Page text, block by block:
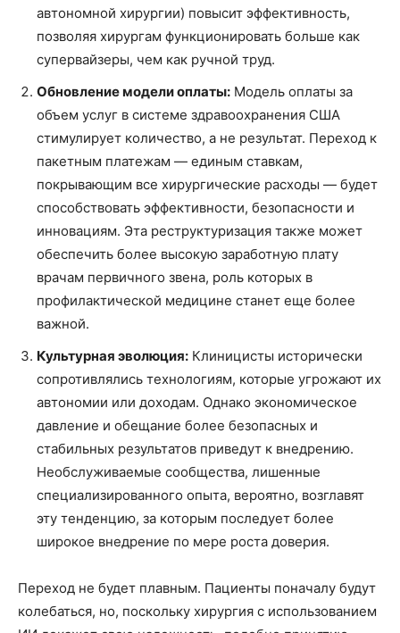
автономной хирургии) повысит эффективность,
позволяя хирургам функционировать больше как
супервайзеры, чем как ручной труд.
Обновление модели оплаты: Модель оплаты за
объем услуг в системе здравоохранения США
стимулирует количество, а не результат. Переход к
пакетным платежам — единым ставкам,
покрывающим все хирургические расходы — будет
способствовать эффективности, безопасности и
инновациям. Эта реструктуризация также может
обеспечить более высокую заработную плату
врачам первичного звена, роль которых в
профилактической медицине станет еще более
важной.
Культурная эволюция: Клиницисты исторически
сопротивлялись технологиям, которые угрожают их
автономии или доходам. Однако экономическое
давление и обещание более безопасных и
стабильных результатов приведут к внедрению.
Необслуживаемые сообщества, лишенные
специализированного опыта, вероятно, возглавят
эту тенденцию, за которым последует более
широкое внедрение по мере роста доверия.
Переход не будет плавным. Пациенты поначалу будут
колебаться, но, поскольку хирургия с использованием